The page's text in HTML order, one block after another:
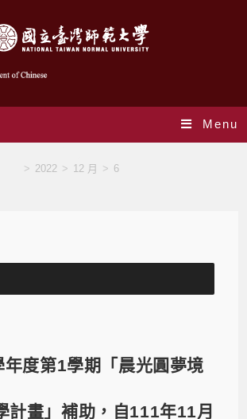
Menu
> 2022 > 12 月 > 6
度第1學期「晨光圓夢境
計畫」補助，自111年11月